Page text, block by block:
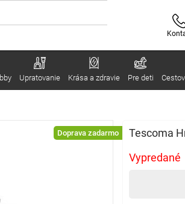
Upratovanie Krása a zdravie Pre deti
Doprava zadarmo
Tescoma
Vypredané